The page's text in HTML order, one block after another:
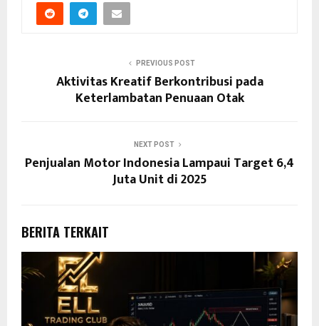
PREVIOUS POST
Aktivitas Kreatif Berkontribusi pada
Keterlambatan Penuaan Otak
NEXT POST
Penjualan Motor Indonesia Lampaui Target 6,4
Juta Unit di 2025
BERITA TERKAIT